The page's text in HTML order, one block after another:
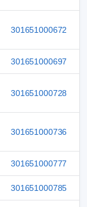
301651000672
301651000697
301651000728
301651000736
301651000777
301651000785